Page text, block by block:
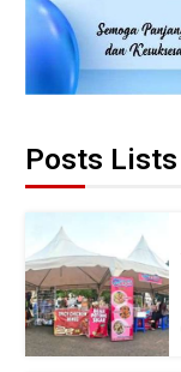
Posts Lists